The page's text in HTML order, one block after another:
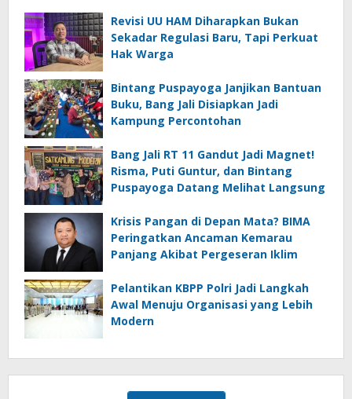
Revisi UU HAM Diharapkan Bukan
Sekadar Regulasi Baru, Tapi Perkuat
Hak Warga
Bintang Puspayoga Janjikan Bantuan
Buku, Bang Jali Disiapkan Jadi
Kampung Percontohan
Bang Jali RT 11 Gandut Jadi Magnet!
Risma, Puti Guntur, dan Bintang
Puspayoga Datang Melihat Langsung
Krisis Pangan di Depan Mata? BIMA
Peringatkan Ancaman Kemarau
Panjang Akibat Pergeseran Iklim
Pelantikan KBPP Polri Jadi Langkah
Awal Menuju Organisasi yang Lebih
Modern